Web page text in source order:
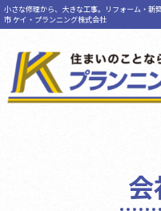
小さな修理から、大きな工事。リフォーム・新
市 ケイ・プランニング株式会社